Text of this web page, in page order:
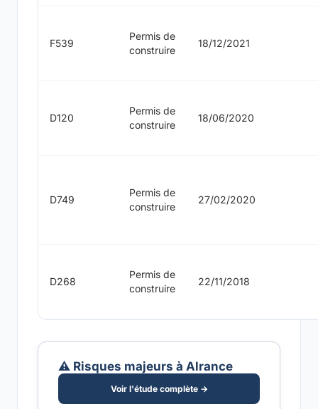
F539
Permis de
construire
18/12/2021
D120
Permis de
construire
18/06/2020
D749
Permis de
construire
27/02/2020
D268
Permis de
construire
22/11/2018
⚠️ Risques majeurs à Alrance
Voir l'étude complète →